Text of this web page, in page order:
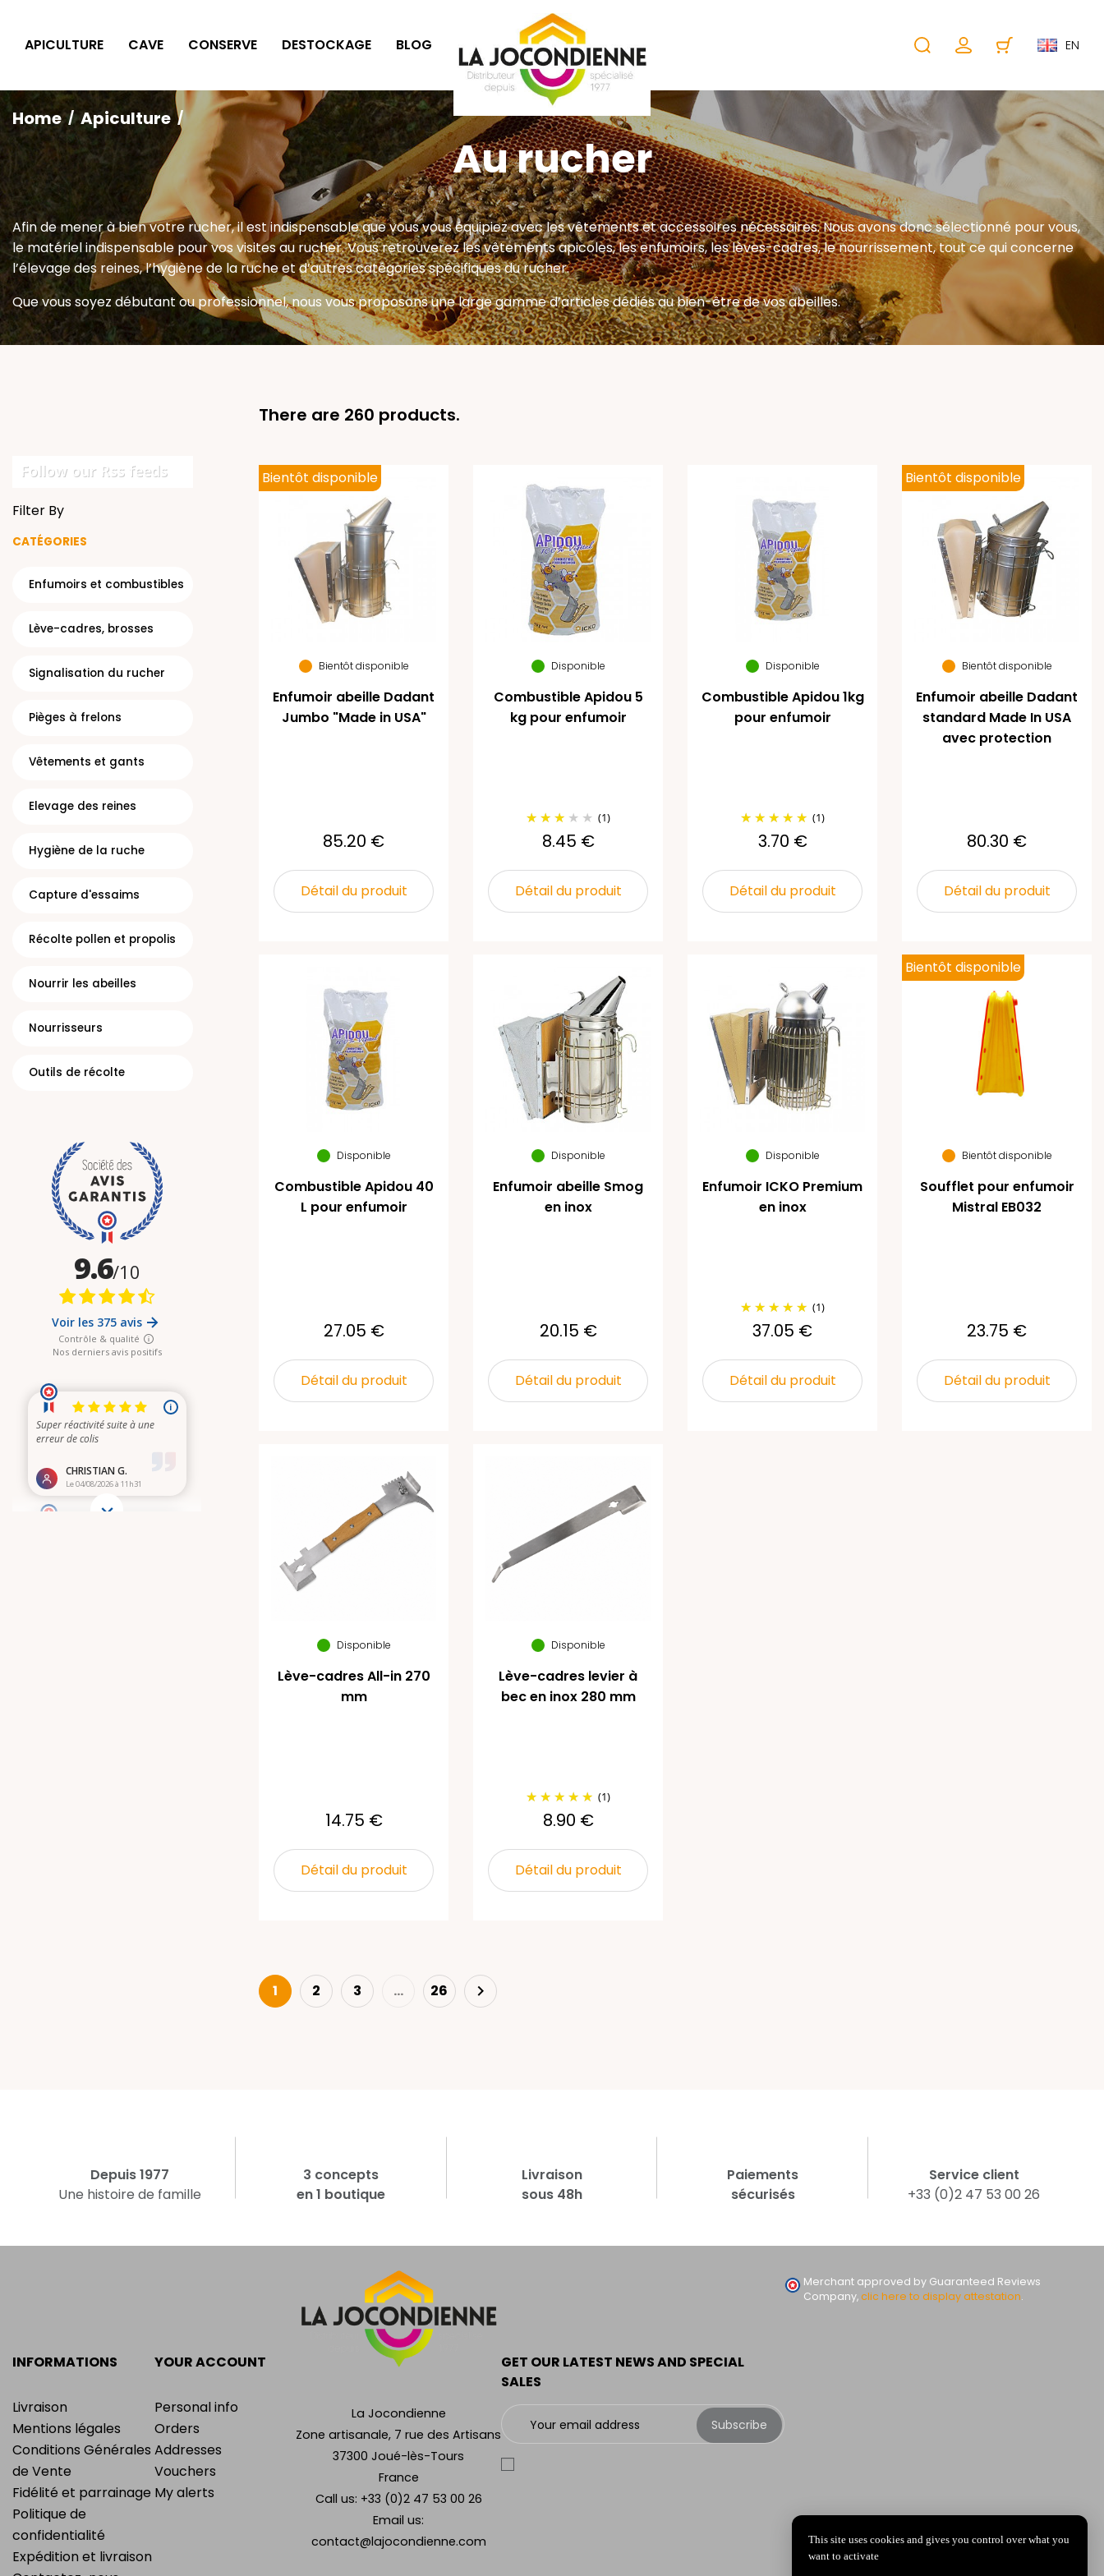
APICULTURE CAVE CONSERVE DESTOCKAGE BLOG IDÉES CADEAUX EN
Home Apiculture
Au rucher
Afin de mener à bien votre rucher, il est indispensable que vous vous équipiez avec les vêtements et accessoires nécessaires. Nous avons donc sélectionné pour vous,
le matériel indispensable pour vos visites au rucher. Vous retrouverez les vêtements apicoles, les enfumoirs, les lèves-cadres, le nourrissement, tout ce qui concerne
l’élevage des reines, l’hygiène de la ruche et d’autres catégories spécifiques du rucher.
Que vous soyez débutant ou professionnel, nous vous proposons une large gamme d’articles dédiés au bien-être de vos abeilles.
Follow our Rss feeds
Filter By
CATÉGORIES
Enfumoirs et combustibles
Lève-cadres, brosses
Signalisation du rucher
Pièges à frelons
Vêtements et gants
Elevage des reines
Hygiène de la ruche
Capture d'essaims
Récolte pollen et propolis
Nourrir les abeilles
Nourrisseurs
Outils de récolte
There are 260 products.
Bientôt disponible
Enfumoir abeille Dadant
Jumbo "Made in USA"
85.20 €
Détail du produit
Bientôt disponible
Disponible
Combustible Apidou 5
kg pour enfumoir
(1)
8.45 €
Détail du produit
Disponible
Combustible Apidou 1kg
pour enfumoir
(1)
3.70 €
Détail du produit
Bientôt disponible
Enfumoir abeille Dadant
standard Made In USA
avec protection
80.30 €
Détail du produit
Bientôt disponible
Disponible
Combustible Apidou 40
L pour enfumoir
27.05 €
Détail du produit
Disponible
Enfumoir abeille Smog
en inox
20.15 €
Détail du produit
Disponible
Enfumoir ICKO Premium
en inox
(1)
37.05 €
Détail du produit
Bientôt disponible
Soufflet pour enfumoir
Mistral EB032
23.75 €
Détail du produit
Bientôt disponible
Disponible
Lève-cadres All-in 270
mm
14.75 €
Détail du produit
Disponible
Lève-cadres levier à
bec en inox 280 mm
(1)
8.90 €
Détail du produit
1 2 3 … 26 Next

Depuis 1977
Une histoire de famille
3 concepts
en 1 boutique
Livraison
sous 48h
Paiements
sécurisés
Service client
+33 (0)2 47 53 00 26
INFORMATIONS
Livraison
Mentions légales
Conditions Générales
de Vente
Fidélité et parrainage
Politique de
confidentialité
Expédition et livraison
YOUR ACCOUNT
Personal info
Orders
Addresses
Vouchers
My alerts
La Jocondienne
Zone artisanale, 7 rue des Artisans
37300 Joué-lès-Tours
France
Call us: +33 (0)2 47 53 00 26
Email us:
contact@lajocondienne.com
GET OUR LATEST NEWS AND SPECIAL
SALES
Subscribe
Merchant approved by Guaranteed Reviews
Company,clic here to display attestation.
This site uses cookies and gives you control over what you
want to activate